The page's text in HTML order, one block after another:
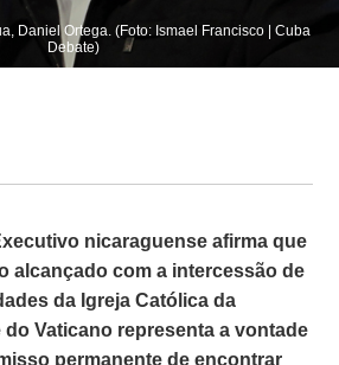
Daniel Ortega. (Foto: Ismael Francisco | Cuba
Debate)
nicaraguense afirma que
alcançado com a intercessão de
da Igreja Católica da
do Vaticano representa a vontade
permanente de encontrar